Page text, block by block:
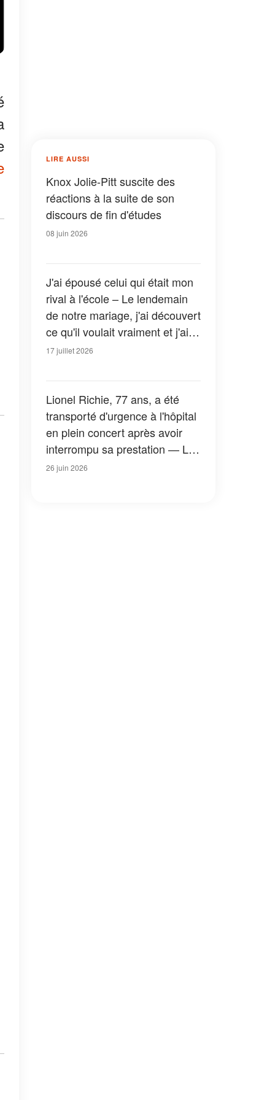
LIRE AUSSI
Knox Jolie-Pitt suscite des
réactions à la suite de son
discours de fin d'études
08 juin 2026
J'ai épousé celui qui était mon
rival à l'école – Le lendemain
de notre mariage, j'ai découvert
ce qu'il voulait vraiment et j'ai
pâli
17 juillet 2026
Lionel Richie, 77 ans, a été
transporté d'urgence à l'hôpital
en plein concert après avoir
interrompu sa prestation — Les
fans réagissent
26 juin 2026